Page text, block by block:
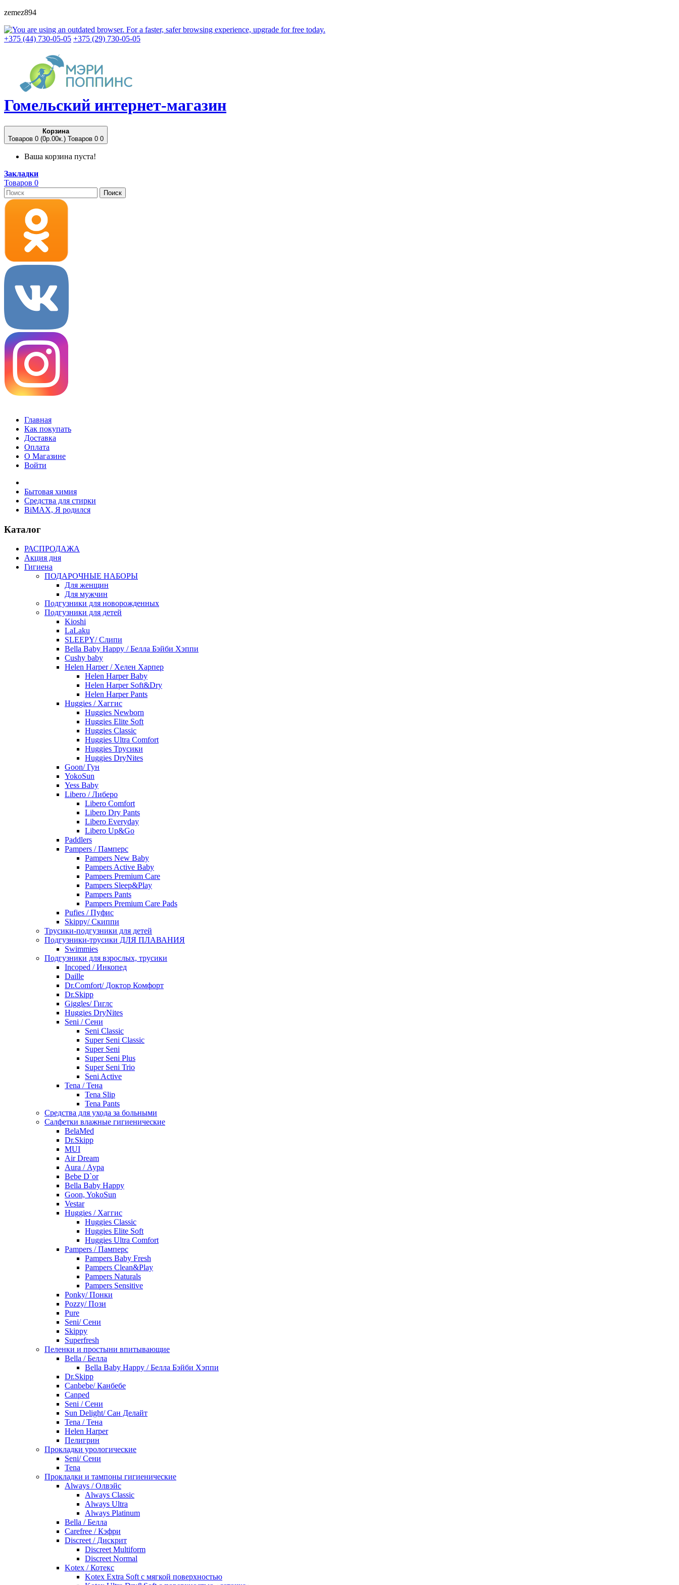
zemez894
+375 (44) 730-05-05 +375 (29) 730-05-05
Гомельский интернет-магазин
Корзина
Товаров 0 (0p.00к.) Товаров 0 0
Ваша корзина пуста!
Закладки
Товаров 0
Поиск
Главная
Как покупать
Доставка
Оплата
О Магазине
Войти
Бытовая химия
Средства для стирки
BiMAX, Я родился
Каталог
РАСПРОДАЖА
Акция дня
Гигиена
ПОДАРОЧНЫЕ НАБОРЫ
Для женщин
Для мужчин
Подгузники для новорожденных
Подгузники для детей
Kioshi
LaLaku
SLEEPY/ Слипи
Bella Baby Happy / Белла Бэйби Хэппи
Cushy baby
Helen Harper / Хелен Харпер
Helen Harper Baby
Helen Harper Soft&Dry
Helen Harper Pants
Huggies / Хаггис
Huggies Newborn
Huggies Elite Soft
Huggies Classic
Huggies Ultra Comfort
Huggies Трусики
Huggies DryNites
Goon/ Гун
YokoSun
Yess Baby
Libero / Либеро
Libero Comfort
Libero Dry Pants
Libero Everyday
Libero Up&Go
Paddlers
Pampers / Памперс
Pampers New Baby
Pampers Active Baby
Pampers Premium Care
Pampers Sleep&Play
Pampers Pants
Pampers Premium Care Pads
Pufies / Пуфис
Skippy/ Скиппи
Трусики-подгузники для детей
Подгузники-трусики ДЛЯ ПЛАВАНИЯ
Swimmies
Подгузники для взрослых, трусики
Incoped / Инкопед
Daille
Dr.Comfort/ Доктор Комфорт
Dr.Skipp
Giggles/ Гиглс
Huggies DryNites
Seni / Сени
Seni Classic
Super Seni Classic
Super Seni
Super Seni Plus
Super Seni Trio
Seni Active
Tena / Тена
Tena Slip
Tena Pants
Средства для ухода за больными
Салфетки влажные гигиенические
BelaMed
Dr.Skipp
MUI
Air Dream
Aura / Аура
Bebe D`or
Bella Baby Happy
Goon, YokoSun
Vestar
Huggies / Хаггис
Huggies Classic
Huggies Elite Soft
Huggies Ultra Comfort
Pampers / Памперс
Pampers Baby Fresh
Pampers Clean&Play
Pampers Naturals
Pampers Sensitive
Ponky/ Понки
Pozzy/ Пози
Pure
Seni/ Сени
Skippy
Superfresh
Пеленки и простыни впитывающие
Bella / Белла
Bella Baby Happy / Белла Бэйби Хэппи
Dr.Skipp
Canbebe/ Канбебе
Canped
Seni / Сени
Sun Delight/ Сан Делайт
Tena / Тена
Helen Harper
Пелигрин
Прокладки урологические
Seni/ Сени
Tena
Прокладки и тампоны гигиенические
Always / Олвэйс
Always Classic
Always Ultra
Always Platinum
Bella / Белла
Carefree / Кэфри
Discreet / Дискрит
Discreet Multiform
Discreet Normal
Kotex / Котекс
Kotex Extra Soft с мягкой поверхностью